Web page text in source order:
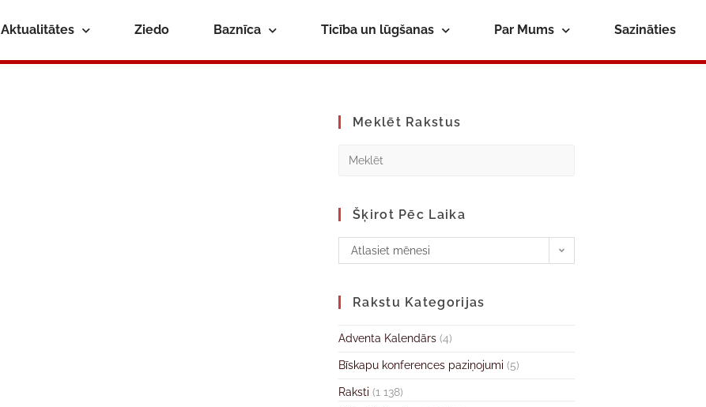
Aktualitātes Ziedo Baznīca Ticība un lūgšanas Par Mums Sazināties
Meklēt Rakstus
Šķirot Pēc Laika
Atlasiet mēnesi
Rakstu Kategorijas
Adventa Kalendārs (4)
Bīskapu konferences paziņojumi (5)
Raksti (1 138)